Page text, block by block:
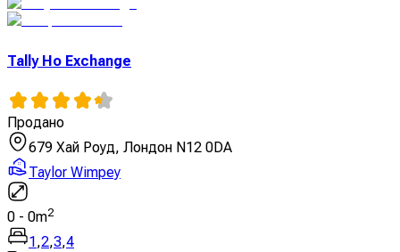
Tally Ho Exchange
Продано
679 Хай Роуд, Лондон N12 0DA
Taylor Wimpey
0 - 0m2
1 ,2,3,4